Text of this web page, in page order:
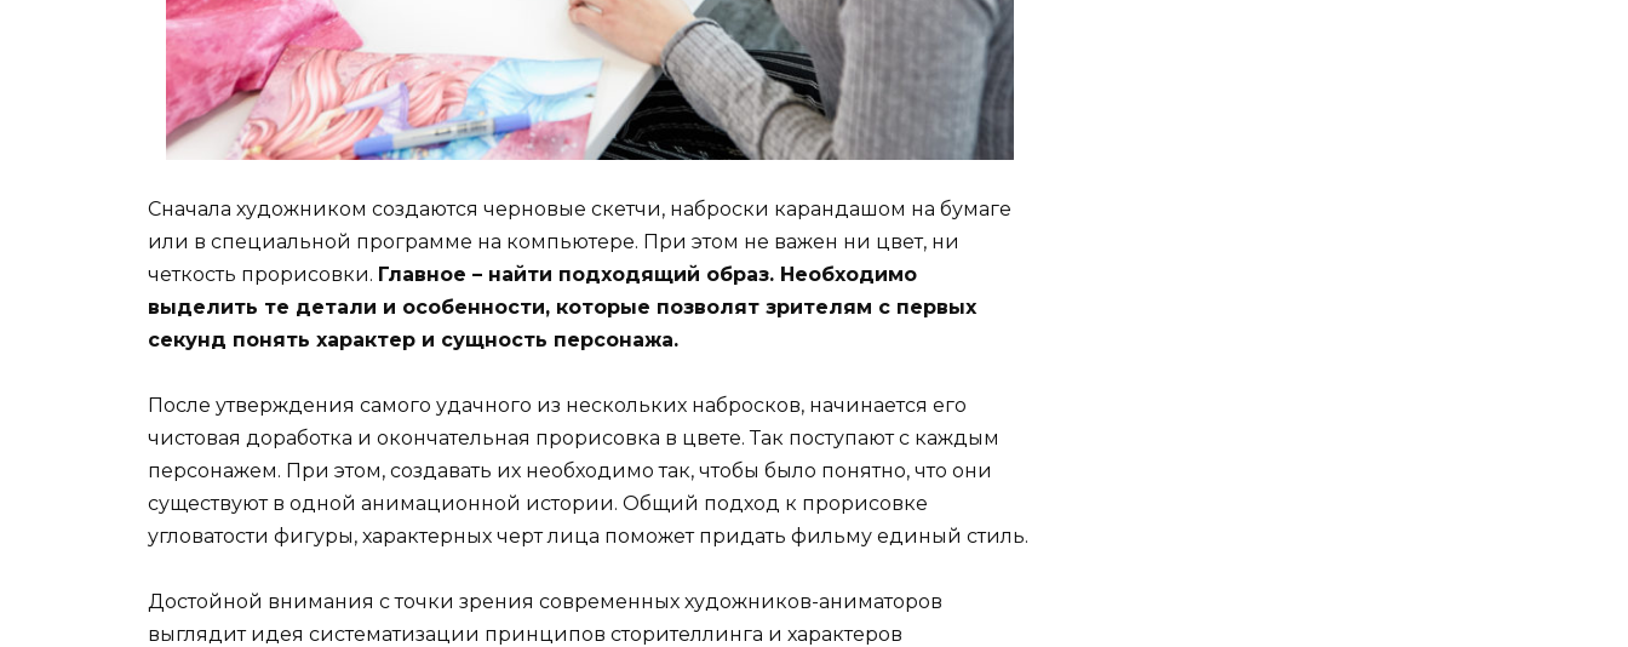
Сначала художником создаются черновые скетчи, наброски карандашом на бумаге
или в специальной программе на компьютере. При этом не важен ни цвет, ни
четкость прорисовки. Главное – найти подходящий образ. Необходимо
выделить те детали и особенности, которые позволят зрителям с первых
секунд понять характер и сущность персонажа.
После утверждения самого удачного из нескольких набросков, начинается его
чистовая доработка и окончательная прорисовка в цвете. Так поступают с каждым
персонажем. При этом, создавать их необходимо так, чтобы было понятно, что они
существуют в одной анимационной истории. Общий подход к прорисовке
угловатости фигуры, характерных черт лица поможет придать фильму единый стиль.
Достойной внимания с точки зрения современных художников-аниматоров
выглядит идея систематизации принципов сторителлинга и характеров